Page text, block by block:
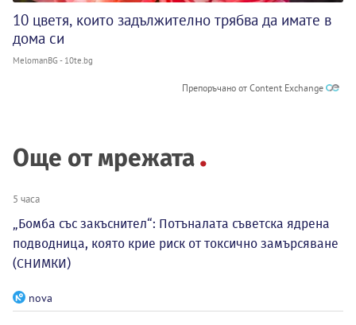
10 цветя, които задължително трябва да имате в
дома си
MelomanBG - 10te.bg
Препоръчано от Content Exchange
Още от мрежата
5 часа
„Бомба със закъснител“: Потъналата съветска ядрена
подводница, която крие риск от токсично замърсяване
(СНИМКИ)
nova